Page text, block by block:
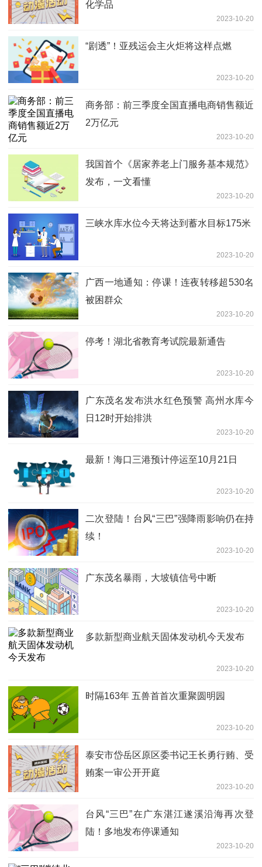
化学品
2023-10-20
“剧透”！亚残运会主火炬将这样点燃
2023-10-20
商务部：前三季度全国直播电商销售额近
2万亿元
2023-10-20
我国首个《居家养老上门服务基本规范》
发布，一文看懂
2023-10-20
三峡水库水位今天将达到蓄水目标175米
2023-10-20
广西一地通知：停课！连夜转移超530名
被困群众
2023-10-20
停考！湖北省教育考试院最新通告
2023-10-20
广东茂名发布洪水红色预警 高州水库今
日12时开始排洪
2023-10-20
最新！海口三港预计停运至10月21日
2023-10-20
二次登陆！台风“三巴”强降雨影响仍在持
续！
2023-10-20
广东茂名暴雨，大坡镇信号中断
2023-10-20
多款新型商业航天固体发动机今天发布
2023-10-20
时隔163年 五兽首首次重聚圆明园
2023-10-20
泰安市岱岳区原区委书记王长勇行贿、受
贿案一审公开开庭
2023-10-20
台风“三巴”在广东湛江遂溪沿海再次登
陆！多地发布停课通知
2023-10-20